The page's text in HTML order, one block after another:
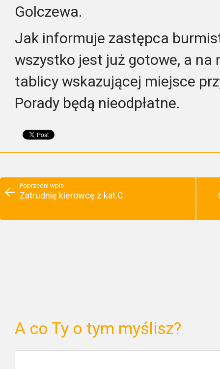
Golczewa.
Jak informuje zastępca
wszystko jest już gotowe, a na
tablicy wskazującej miejsce
Porady będą nieodpłatne.
Poprzedni wpis
Zatrudnię kierowcę z kat.C
A co Ty o tym myślisz?